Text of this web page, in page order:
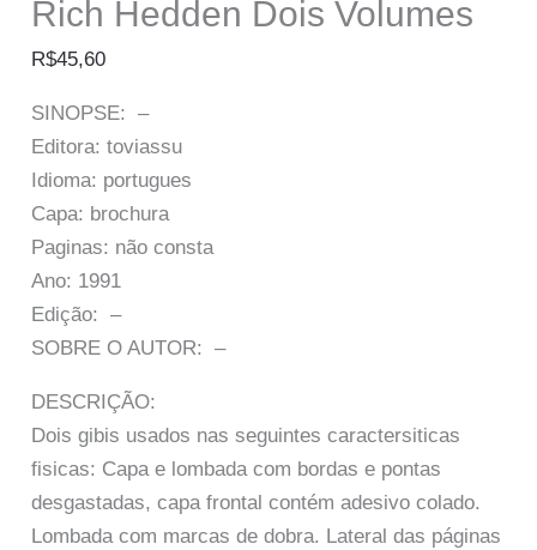
Rich Hedden Dois Volumes
R$45,60
SINOPSE: –
Editora: toviassu
Idioma: portugues
Capa: brochura
Paginas: não consta
Ano: 1991
Edição: –
SOBRE O AUTOR: –
DESCRIÇÃO:
Dois gibis usados nas seguintes caractersiticas
fisicas: Capa e lombada com bordas e pontas
desgastadas, capa frontal contém adesivo colado.
Lombada com marcas de dobra. Lateral das páginas